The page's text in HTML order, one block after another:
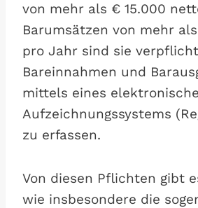
von mehr als € 15.000
Barumsätzen von mehr
pro Jahr sind sie
Bareinnahmen und
mittels eines
Aufzeichnungssystems
zu erfassen.
Von diesen Pflichten gibt
wie insbesondere die